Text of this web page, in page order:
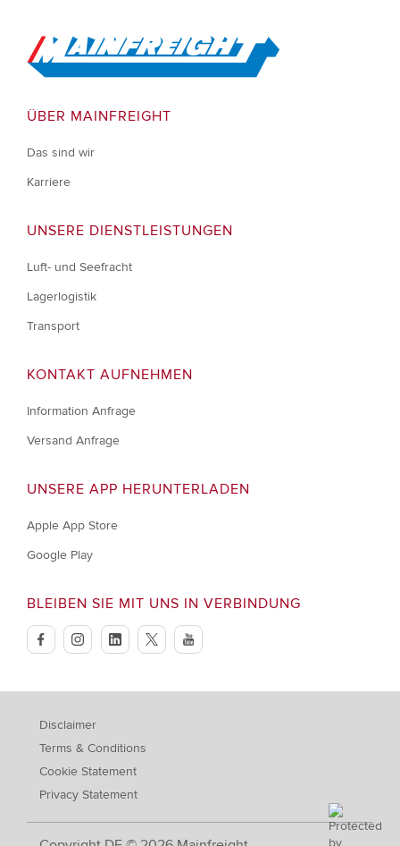
Go to Home
ÜBER MAINFREIGHT
Das sind wir
Karriere
UNSERE DIENSTLEISTUNGEN
Luft- und Seefracht
Lagerlogistik
Transport
KONTAKT AUFNEHMEN
Information Anfrage
Versand Anfrage
UNSERE APP HERUNTERLADEN
Apple App Store
Google Play
BLEIBEN SIE MIT UNS IN VERBINDUNG
facebookinstagramlinkedintwitteryoutube
Disclaimer
Terms & Conditions
Cookie Statement
Privacy Statement